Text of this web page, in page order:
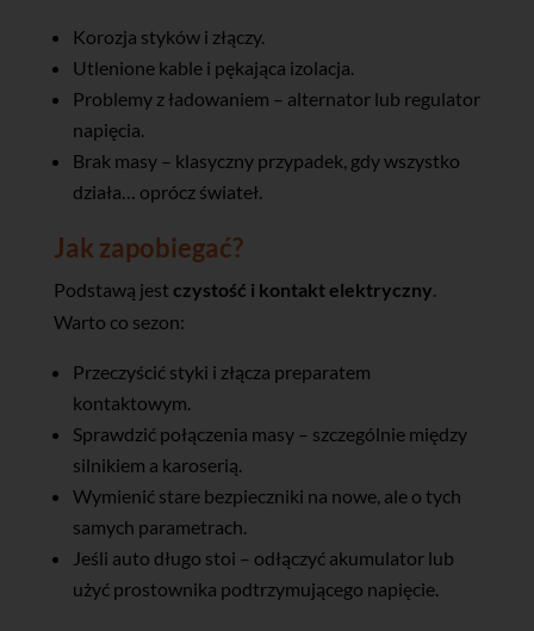
Korozja styków i złączy.
Utlenione kable i pękająca izolacja.
Problemy z ładowaniem – alternator lub regulator
napięcia.
Brak masy – klasyczny przypadek, gdy wszystko
działa… oprócz świateł.
Jak zapobiegać?
Podstawą jest czystość i kontakt elektryczny
Warto co sezon:
Przeczyścić styki i złącza preparatem
kontaktowym.
Sprawdzić połączenia masy – szczególnie między
silnikiem a karoserią.
Wymienić stare bezpieczniki na nowe, ale o tych
samych parametrach.
Jeśli auto długo stoi – odłączyć akumulator lub
użyć prostownika podtrzymującego napięcie.